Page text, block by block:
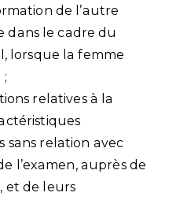
de l’autre
dans le cadre du
lorsque la femme
;
relatives à la
relation avec
l’examen, auprès de
et de leurs